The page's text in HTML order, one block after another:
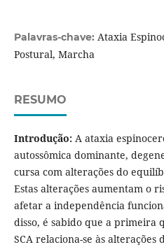
Palavras-chave: Ataxia
Postural, Marcha
RESUMO
Introdução: A ataxia
autossômica dominante,
cursa com alterações do
Estas alterações aumentam o
afetar a independência
disso, é sabido que a primeira
SCA relaciona-se às alterações